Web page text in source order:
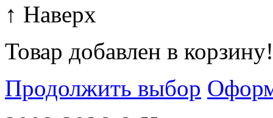
↑ Наверх
Товар добавлен в корзину!
Продолжить выбор